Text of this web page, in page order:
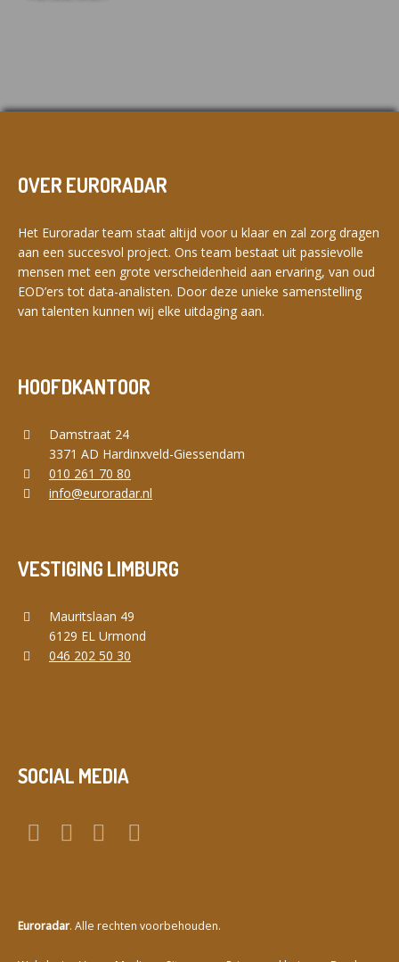
OVER EURORADAR
Het Euroradar team staat altijd voor u klaar en zal zorg dragen
aan een succesvol project. Ons team bestaat uit passievolle
mensen met een grote verscheidenheid aan ervaring, van oud
EOD’ers tot data-analisten. Door deze unieke samenstelling
van talenten kunnen wij elke uitdaging aan.
HOOFDKANTOOR
Damstraat 24
3371 AD Hardinxveld-Giessendam
010 261 70 80
info@euroradar.nl
VESTIGING LIMBURG
Mauritslaan 49
6129 EL Urmond
046 202 50 30
SOCIAL MEDIA
Euroradar. Alle rechten voorbehouden.